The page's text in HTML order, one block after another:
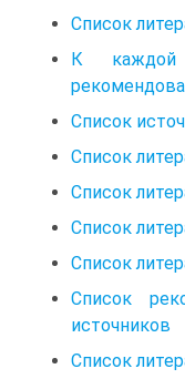
Список
К каждой
Список
Список
Список
Список
Список
Список
источников
Список